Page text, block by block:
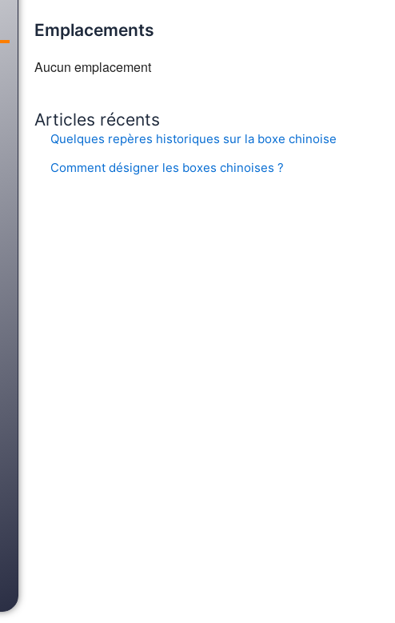
Emplacements
Aucun emplacement
Articles récents
Quelques repères historiques sur la boxe chinoise
Comment désigner les boxes chinoises ?